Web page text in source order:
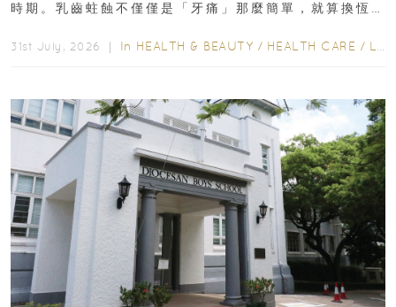
時期。乳齒蛀蝕不僅僅是「牙痛」那麼簡單，就算換恆
31st July, 2026 ｜ In HEALTH & BEAUTY / HEALTH CARE / LIFESTYLE